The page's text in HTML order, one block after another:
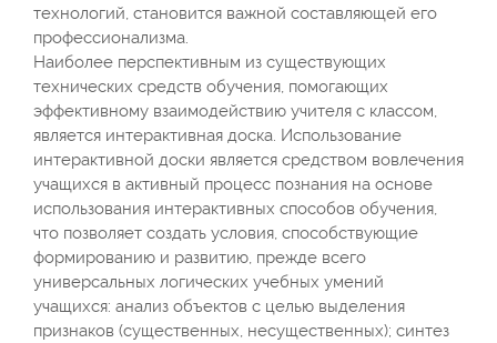
технологий, становится важной составляющей его
профессионализма.
Наиболее перспективным из существующих
технических средств обучения, помогающих
эффективному взаимодействию учителя с классом,
является интерактивная доска. Использование
интерактивной доски является средством вовлечения
учащихся в активный процесс познания на основе
использования интерактивных способов обучения,
что позволяет создать условия, способствующие
формированию и развитию, прежде всего
универсальных логических учебных умений
учащихся: анализ объектов с целью выделения
признаков (существенных, несущественных); синтез